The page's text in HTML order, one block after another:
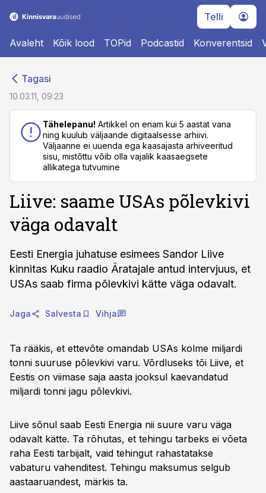
Telli
Avaleht Kõik lood TOPid Podcastid Konverentsid
Tagasi
10.03.11, 09:23
Tähelepanu! Artikkel on enam kui 5 aastat vana
ning kuulub väljaande digitaalsesse arhiivi.
Väljaanne ei uuenda ega kaasajasta arhiveeritud
sisu, mistõttu võib olla vajalik kaasaegsete
allikatega tutvumine
Liive: saame USAs põlevkivi
väga odavalt
Eesti Energia juhatuse esimees Sandor Liive
kinnitas Kuku raadio Äratajale antud intervjuus, et
USAs saab firma põlevkivi kätte väga odavalt.
Jaga Salvesta Vihja
Ta rääkis, et ettevõte omandab USAs kolme miljardi
tonni suuruse põlevkivi varu. Võrdluseks tõi Liive, et
Eestis on viimase saja aasta jooksul kaevandatud
miljardi tonni jagu põlevkivi.
Liive sõnul saab Eesti Energia nii suure varu väga
odavalt kätte. Ta rõhutas, et tehingu tarbeks ei võeta
raha Eesti tarbijalt, vaid tehingut rahastatakse
vabaturu vahenditest. Tehingu maksumus selgub
aastaaruandest, märkis ta.